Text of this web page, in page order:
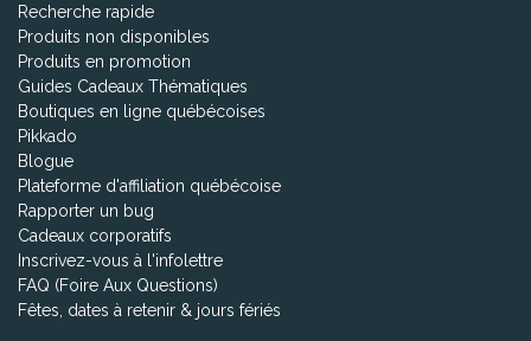
Recherche rapide
Produits non disponibles
Produits en promotion
Guides Cadeaux Thématiques
Boutiques en ligne québécoises
Pikkado
Blogue
Plateforme d'affiliation québécoise
Rapporter un bug
Cadeaux corporatifs
Inscrivez-vous à l'infolettre
FAQ (Foire Aux Questions)
Fêtes, dates à retenir & jours fériés